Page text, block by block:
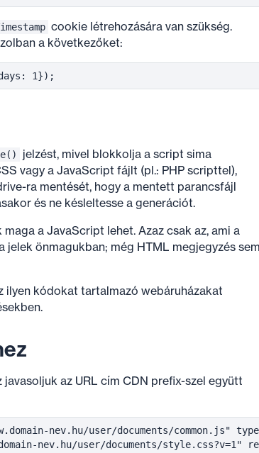
cookie létrehozására van szükség.
a következőket:
jelzést, mivel blokkolja a script sima
vagy a JavaScript fájlt (pl.: PHP scripttel),
ra mentését, hogy a mentett parancsfájl
és ne késleltesse a generációt.
a JavaScript lehet. Azaz csak az, ami a
jelek önmagukban; még HTML megjegyzés sem
ilyen kódokat tartalmazó webáruházakat
az URL cím CDN prefix-szel együtt
nev.hu/user/documents/common.js"
nev.hu/user/documents/style.css?v=1"